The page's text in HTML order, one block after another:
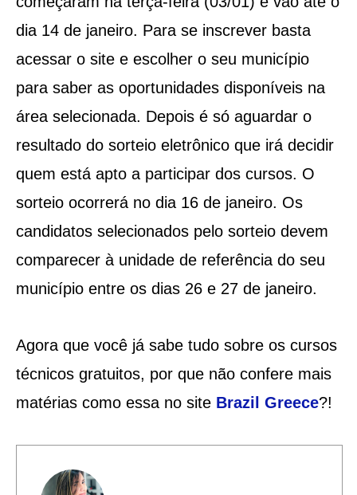
dia 14 de janeiro. Para se inscrever basta
acessar o site e escolher o seu município
para saber as oportunidades disponíveis na
área selecionada. Depois é só aguardar o
resultado do sorteio eletrônico que irá decidir
quem está apto a participar dos cursos. O
sorteio ocorrerá no dia 16 de janeiro. Os
candidatos selecionados pelo sorteio devem
comparecer à unidade de referência do seu
município entre os dias 26 e 27 de janeiro.
Agora que você já sabe tudo sobre os cursos
técnicos gratuitos, por que não confere mais
matérias como essa no site Brazil Greece?!